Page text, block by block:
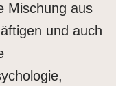
Mischung aus
und auch